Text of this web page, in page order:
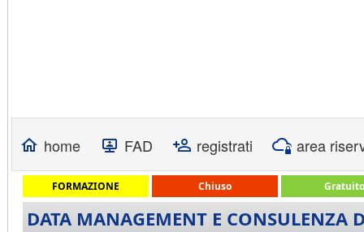
home FAD registrati area
FORMAZIONE Chiuso Gratuito
DATA MANAGEMENT E CONSULENZA